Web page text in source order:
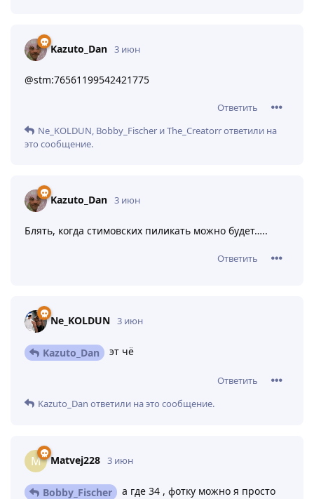
Kazuto_Dan 3 июн
@stm:76561199542421775
Ответить
Ne_KOLDUN, Bobby_Fischer иThe_Creatorrответили на
это сообщение.
Kazuto_Dan 3 июн
Блять, когда стимовских пиликать можно будет…..
Ответить
Ne_KOLDUN 3 июн
Kazuto_Dan эт чё
Ответить
Kazuto_Dan ответили на это сообщение.
M Matvej228 3 июн
Bobby_Fischer а где 34 , фотку можно я просто